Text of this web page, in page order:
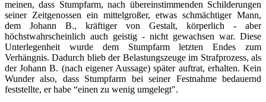
meinen, dass Stumpfarm, nach übereinstimmenden Schilderungen
seiner Zeitgenossen ein mittelgroßer, etwas schmächtiger Mann,
dem Johann B., kräftiger von Gestalt, körperlich - aber
höchstwahrscheinlich auch geistig - nicht gewachsen war. Diese
Unterlegenheit wurde dem Stumpfarm letzten Endes zum
Verhängnis. Dadurch blieb der Belastungszeuge im Strafprozess, als
der Johann B. (nach eigener Aussage) später auftrat, erhalten. Kein
Wunder also, dass Stumpfarm bei seiner Festnahme bedauernd
feststellte, er habe “einen zu wenig umgelegt".